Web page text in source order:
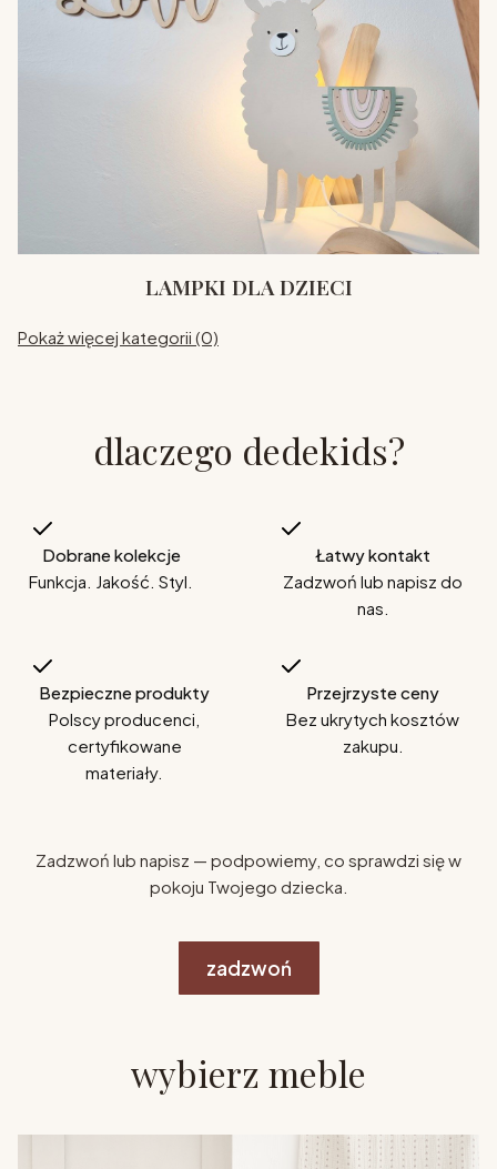
LAMPKI DLA DZIECI
Pokaż więcej kategorii (0)
dlaczego dedekids?
Dobrane kolekcje
Funkcja. Jakość. Styl.
Łatwy kontakt
Zadzwoń lub napisz do
nas.
Bezpieczne produkty
Polscy producenci,
certyfikowane
materiały.
Przejrzyste ceny
Bez ukrytych kosztów
zakupu.
Zadzwoń lub napisz — podpowiemy, co sprawdzi się w
pokoju Twojego dziecka.
zadzwoń
wybierz meble